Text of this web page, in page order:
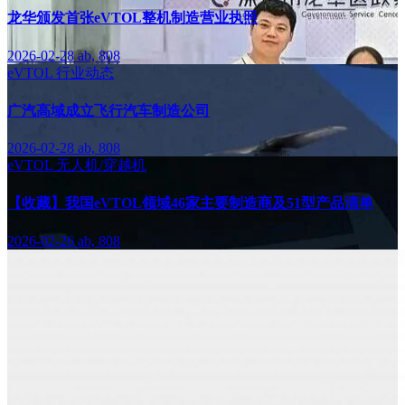
龙华颁发首张eVTOL整机制造营业执照
2026-02-28ab, 808
eVTOL 行业动态
广汽高域成立飞行汽车制造公司
2026-02-28 ab, 808
eVTOL 无人机/穿越机
【收藏】我国eVTOL领域46家主要制造商及51型产品清单
2026-02-26 ab, 808